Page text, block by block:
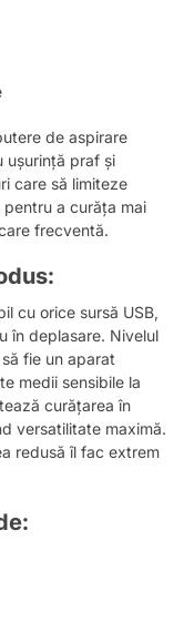
de aspirare
ușurință praf și
care să limiteze
a curăța mai
frecventă.
cu orice sursă USB,
în deplasare. Nivelul
fie un aparat
medii sensibile la
curățarea în
versatilitate maximă.
redusă îl fac extrem